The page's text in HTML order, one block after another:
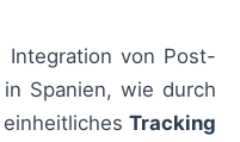
Integration von Post-
Spanien, wie durch
Tracking